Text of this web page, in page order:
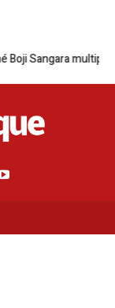
de la RDC.